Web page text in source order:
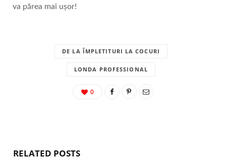
va părea mai ușor!
DE LA ÎMPLETITURI LA COCURI
LONDA PROFESSIONAL
0
RELATED POSTS